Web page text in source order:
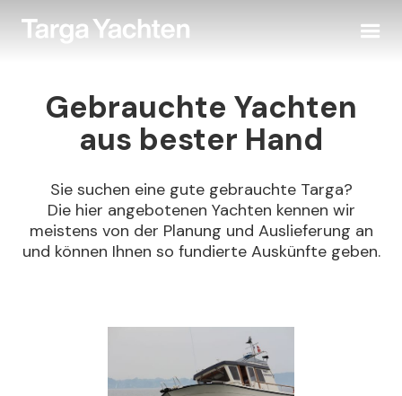
Gebrauchte Yachten
aus bester Hand
Sie suchen eine gute gebrauchte Targa?
Die hier angebotenen Yachten kennen wir
meistens von der Planung und Auslieferung an
und können Ihnen so fundierte Auskünfte geben.